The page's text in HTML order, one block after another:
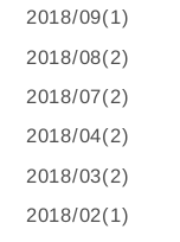
2018/09(1)
2018/08(2)
2018/07(2)
2018/04(2)
2018/03(2)
2018/02(1)